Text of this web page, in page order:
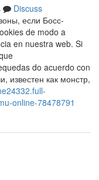
Discuss
если Босс-
de modo a
en nuestra web. Si
do acuerdo con
известен как монстр,
online-78478791